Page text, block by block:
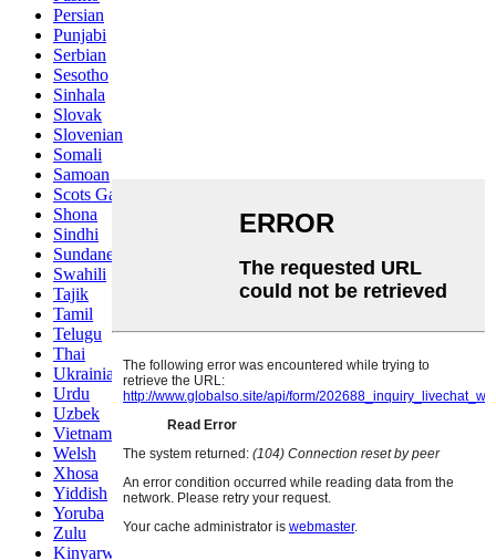
Persian
Punjabi
Serbian
Sesotho
Sinhala
Slovak
Slovenian
Somali
Samoan
Scots Gaelic
Shona
Sindhi
Sundanese
Swahili
Tajik
Tamil
Telugu
Thai
Ukrainian
Urdu
Uzbek
Vietnamese
Welsh
Xhosa
Yiddish
Yoruba
Zulu
Kinyarwanda